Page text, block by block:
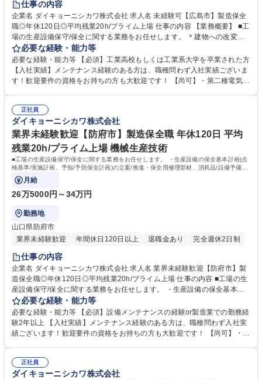
仕事の内容
企業名 ダイキョーニシカワ株式会社 求人名 未経験可【広島市】製造保全
職◎年休120日◎平均残業20h/プライム上場 仕事の内容 【業務概要】 ■工
場の生産設備保守/保全に関する業務をお任せします。 ＊建物への改変業
務は含みません＊ 【業務詳細】■工場備品の製作/工場の維持■法令順守項
目の点検と測定 ■設備法定点検の実施(受電設備、クレーン設備、冷凍機設
備、バーナー設備、高圧ガス設備) ＊入社時のスキルに併せて、業務をお
任せします。 また先輩社員が独り立ちまで指導役としてしっかりフォロー
ム上場
必要な経験・能力等
必要な経験・能力等 【必須】工業高校もしくは工業系大学を卒業された方
【入社実績】メンテナンス経験のある方は、職種問わず入社実績ございま
す！歓迎要件の資格をお持ちの方も大歓迎です！ 【尚可】・第二種電気工
講習修了者 【当社について】2007年に設立。プラスチック総合メーカと
して、金属から樹脂へをキーワードに自動車用の内外装の部品を幅広く取
り扱い、開発から品質保証まで一貫した生産体制を有しています。 学歴・
資格 学歴：大学院 大学 高専 短大 専修学校 高校 語学力： 資格：第二種電
気工事士 第一種電気工事士
正社員
ダイキョーニシカワ株式会社
業界未経験歓迎【防府市】製造保全職 年休120日 平均
残業20h/プライム上場 機械生産技術
■工場の生産設備保守/保全に関する業務をお任せします。 ・生産設備の保全基本計画(点
検基準/実施計画、予知/予防保全計画)の立案/推進・保全用修理部材、消耗品/設備予備部
品の在庫管理業務
月給
26万5000円～34万円
勤務地
山口県防府市
業界未経験歓迎
年間休日120日以上 退職金あり 完全週休2日制
仕事の内容
企業名 ダイキョーニシカワ株式会社 求人名 業界未経験歓迎【防府市】製
造保全職◎年休120日◎平均残業20h/プライム上場 仕事の内容 ■工場の生
産設備保守/保全に関する業務をお任せします。 ・生産設備の保全基本計
画(点検基準/実施計画、予知/予防保全計画)の立案/推進・保全用修理部
材、消耗品/設備予備部品の在庫管理業務 ■生産設備の改良工事計画の立案
■工場備品の製作/工場の維持 ・法令順守項目の点検と測定■設備法定点検
の実施(受電設備、クレーン設備、冷凍機設備、バーナー設備、高圧ガス
への改変業務は含みません。＊ 募集職種 業界未経験歓迎【防府市】製造
保全職◎年休120日◎平均残業20h/プライム上場
必要な経験・能力等
必要な経験・能力等 【必須】設備メンテナンスの経験or製造業での勤務経
験2年以上 【入社実績】メンテナンス経験のある方は、職種問わず入社実
績ございます！歓迎要件の資格をお持ちの方も大歓迎です！ 【尚可】・第
連メーカー講習修了者 【当社について】2007年に設立。プラスチック総
合メーカとして、金属から樹脂へをキーワードに自動車用の内外装の部品
正社員
ダイキョーニシカワ株式会社